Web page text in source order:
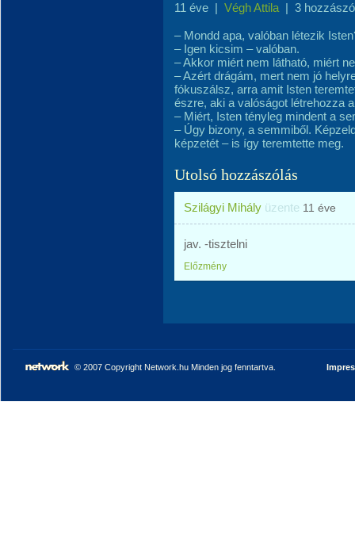
11 éve | Végh Attila | 3
– Mondd apa, valóban létezik
– Igen kicsim – valóban.
– Akkor miért nem látható, miért
– Azért drágám, mert nem jó
fókuszálsz, arra amit Isten
észre, aki a valóságot létrehozza
– Miért, Isten tényleg mindent a
– Úgy bizony, a semmiből.
képzetét – is így teremtette meg.
Utolsó hozzászólás
Szilágyi Mihály üzente 11 éve
jav. -tisztelni
Előzmény
© 2007 Copyright Network.hu Minden jog fenntartva.